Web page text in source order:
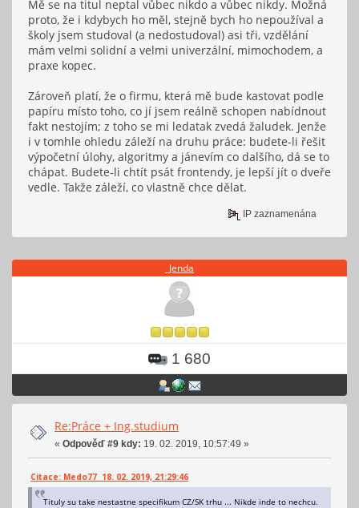
Mě se na titul neptal vůbec nikdo a vůbec nikdy. Možná
proto, že i kdybych ho měl, stejně bych ho nepoužíval a
školy jsem studoval (a nedostudoval) asi tři, vzdělání
mám velmi solidní a velmi univerzální, mimochodem, a
praxe kopec.
Zároveň platí, že o firmu, která mě bude kastovat podle
papíru místo toho, co jí jsem reálně schopen nabídnout
fakt nestojím; z toho se mi ledatak zvedá žaludek. Jenže
i v tomhle ohledu záleží na druhu práce: budete-li řešit
výpočetní úlohy, algoritmy a jánevím co dalšího, dá se to
chápat. Budete-li chtít psát frontendy, je lepší jít o dveře
vedle. Takže záleží, co vlastně chce dělat.
IP zaznamenána
_Jenda
1 680
Re:Práce + Ing.studium
« Odpověď #9 kdy: 19. 02. 2019, 10:57:49 »
Citace: Medo77 18. 02. 2019, 21:29:46
Tituly su take nestastne specifikum CZ/SK trhu ... Nikde inde to nechcu.